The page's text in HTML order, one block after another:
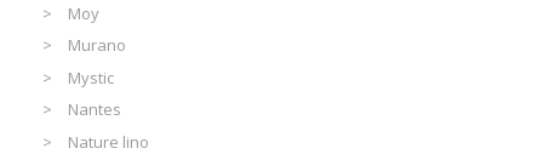
Moy
Murano
Mystic
Nantes
Nature lino